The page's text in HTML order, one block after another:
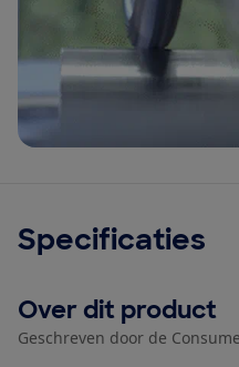
Specificaties
Over dit product
Geschreven door de